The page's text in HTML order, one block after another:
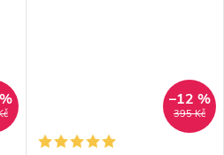
395 Kč
–12 %